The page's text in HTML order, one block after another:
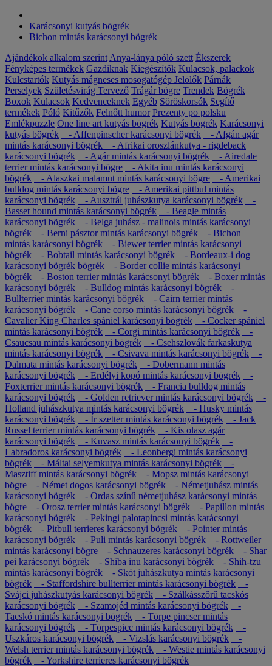
Karácsonyi kutyás bögrék
Bichon mintás karácsonyi bögrék
Ajándékok alkalom szerint Anya-lánya póló szett Ékszerek
Fényképes termékek Gazdiknak Kiegészítők Kulacsok, palackok
Kulcstartók Kutyás mágneses mosogatógép Jelölők Párnák
Perselyek Születésvirág Tervező Trágár bögre Trendek Bögrék
Boxok Kulacsok Kedvenceknek Egyéb Söröskorsók Segítő
termékek Póló Kitűzők Felnőtt humor Prezenty po polsku
Emlékpuzzle One line art kutyás bögrék Kutyás bögrék Karácsonyi
kutyás bögrék
- Affenpinscher karácsonyi bögrék
- Afgán agár
mintás karácsonyi bögrék
- Afrikai oroszlánkutya - rigdeback
karácsonyi bögrék
- Agár mintás karácsonyi bögrék
- Airedale
terrier mintás karácsonyi bögre
- Akita inu mintás karácsonyi
bögrék
- Alaszkai malamut mintás karácsonyi bögre
- Amerikai
bulldog mintás karácsonyi bögre
- Amerikai pittbul mintás
karácsonyi bögrék
- Ausztrál juhászkutya karácsonyi bögrék
-
Basset hound mintás karácsonyi bögrék
- Beagle mintás
karácsonyi bögrék
- Belga juhász - malinois mintás karácsonyi
bögrék
- Berni pásztor mintás karácsonyi bögrék
- Bichon
mintás karácsonyi bögrék
- Biewer terrier mintás karácsonyi
bögrék
- Bobtail mintás karácsonyi bögrék
- Bordeaux-i dog
karácsonyi bögrék bögrék
- Border collie mintás karácsonyi
bögrék
- Boston terrier mintás karácsonyi bögrék
- Boxer mintás
karácsonyi bögrék
- Bulldog mintás karácsonyi bögrék
-
Bullterrier mintás karácsonyi bögrék
- Cairn terrier mintás
karácsonyi bögrék
- Cane corso mintás karácsonyi bögrék
-
Cavalier King Charles spániel karácsonyi bögrék
- Cocker spániel
mintás karácsonyi bögrék
- Corgi mintás karácsonyi bögrék
-
Csaucsau mintás karácsonyi bögrék
- Csehszlovák farkaskutya
mintás karácsonyi bögrék
- Csivava mintás karácsonyi bögrék
-
Dalmata mintás karácsonyi bögrék
- Dobermann mintás
karácsonyi bögrék
- Erdélyi kopó mintás karácsonyi bögrék
-
Foxterrier mintás karácsonyi bögrék
- Francia bulldog mintás
karácsonyi bögrék
- Golden retriever mintás karácsonyi bögrék
-
Holland juhászkutya mintás karácsonyi bögrék
- Husky mintás
karácsonyi bögrék
- Ír szetter mintás karácsonyi bögrék
- Jack
Russel terrier mintás karácsonyi bögrék
- Kis olasz agár
karácsonyi bögrék
- Kuvasz mintás karácsonyi bögrék
-
Labradoros karácsonyi bögrék
- Leonbergi mintás karácsonyi
bögrék
- Máltai selyemkutya mintás karácsonyi bögrék
-
Masztiff mintás karácsonyi bögrék
- Mopsz mintás karácsonyi
bögre
- Német dogos karácsonyi bögrék
- Németjuhász mintás
karácsonyi bögrék
- Ordas színű németjuhász karácsonyi mintás
bögre
- Orosz terrier mintás karácsonyi bögrék
- Papillon mintás
karácsonyi bögrék
- Pekingi palotapincsi mintás karácsonyi
bögrék
- Pitbull terrieres karácsonyi bögrék
- Pointer mintás
karácsonyi bögrék
- Puli mintás karácsonyi bögrék
- Rottweiler
mintás karácsonyi bögre
- Schnauzeres karácsonyi bögrék
- Shar
pei karácsonyi bögrék
- Shiba inu karácsonyi bögrék
- Shih-tzu
mintás karácsonyi bögrék
- Skót juhászkutya mintás karácsonyi
bögrék
- Staffordshire bullterrier mintás karácsonyi bögrék
-
Svájci juhászkutyás karácsonyi bögrék
- Szálkásszőrű tacskós
karácsonyi bögrék
- Szamojéd mintás karácsonyi bögrék
-
Tacskó mintás karácsonyi bögrék
- Törpe pincser mintás
karácsonyi bögrék
- Törpespicc mintás karácsonyi bögrék
-
Uszkáros karácsonyi bögrék
- Vizslás karácsonyi bögrék
-
Welsh terrier mintás karácsonyi bögrék
- Westie mintás karácsonyi
bögrék
- Yorkshire terrieres karácsonyi bögrék